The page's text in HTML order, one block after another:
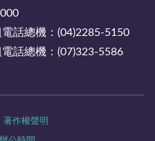
話總機：(04)2285-5150
話總機：(07)323-5586
著作權聲明